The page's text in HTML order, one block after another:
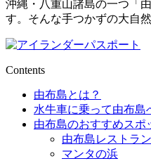
沖縄・八重山諸島の一つ「
す。そんな手つかずの大自
Contents
由布島とは？
水牛車に乗って由布島
由布島のおすすめスポ
由布島レストラン
マンタの浜